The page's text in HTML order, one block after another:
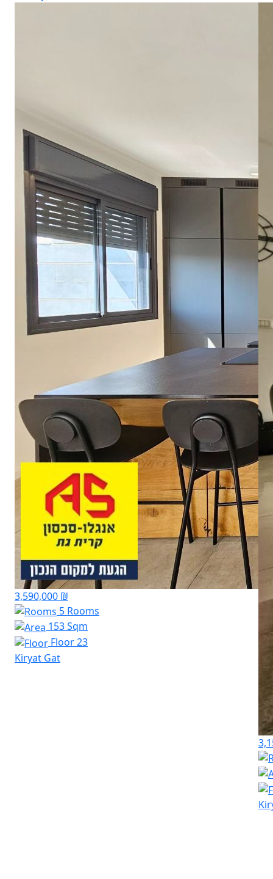
3,590,000 ₪
5 Rooms
153 Sqm
Floor 23
Kiryat Gat